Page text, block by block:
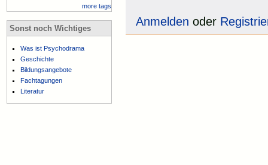
Anmelden oder
more tags
Sonst noch Wichtiges
Was ist Psychodrama
Geschichte
Bildungsangebote
Fachtagungen
Literatur